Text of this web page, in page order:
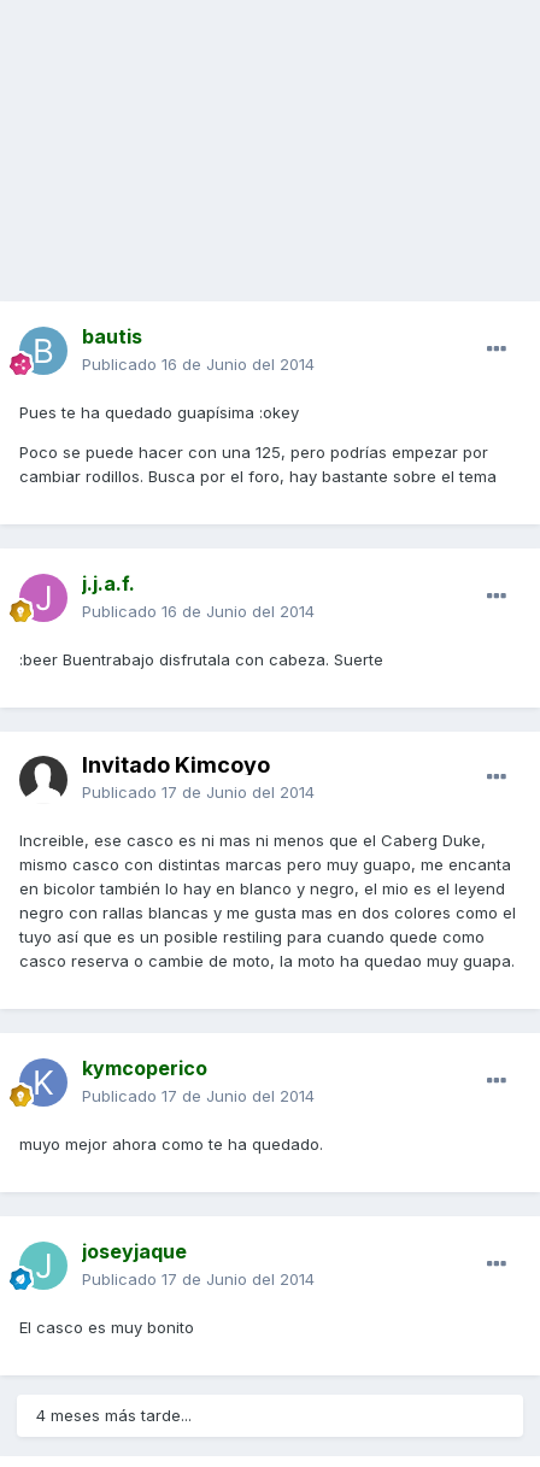
bautis
Publicado 16 de Junio del 2014
Pues te ha quedado guapísima :okey
Poco se puede hacer con una 125, pero podrías empezar por
cambiar rodillos. Busca por el foro, hay bastante sobre el tema
j.j.a.f.
Publicado 16 de Junio del 2014
:beer Buentrabajo disfrutala con cabeza. Suerte
Invitado Kimcoyo
Publicado 17 de Junio del 2014
Increible, ese casco es ni mas ni menos que el Caberg Duke,
mismo casco con distintas marcas pero muy guapo, me encanta
en bicolor también lo hay en blanco y negro, el mio es el leyend
negro con rallas blancas y me gusta mas en dos colores como el
tuyo así que es un posible restiling para cuando quede como
casco reserva o cambie de moto, la moto ha quedao muy guapa.
kymcoperico
Publicado 17 de Junio del 2014
muyo mejor ahora como te ha quedado.
joseyjaque
Publicado 17 de Junio del 2014
El casco es muy bonito
4 meses más tarde...